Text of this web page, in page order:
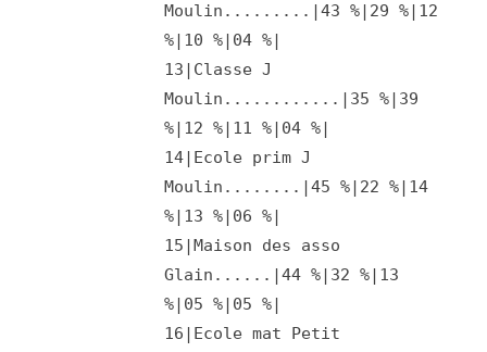
Moulin.........|43 %|29 %|12
%|10 %|04 %|
13|Classe J
Moulin............|35 %|39
%|12 %|11 %|04 %|
14|Ecole prim J
Moulin........|45 %|22 %|14
%|13 %|06 %|
15|Maison des asso
Glain......|44 %|32 %|13
%|05 %|05 %|
16|Ecole mat Petit